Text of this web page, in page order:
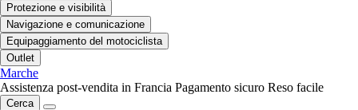
Protezione e visibilità
Navigazione e comunicazione
Equipaggiamento del motociclista
Outlet
Marche
Assistenza post-vendita in Francia Pagamento sicuro Reso facile
Cerca